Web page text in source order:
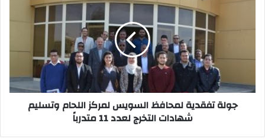
شهادات
التخرج
جولة تفقدية لمحافظ السويس لمركز اللحام وتسليم
شهادات التخرج لعدد 11 متدرباً